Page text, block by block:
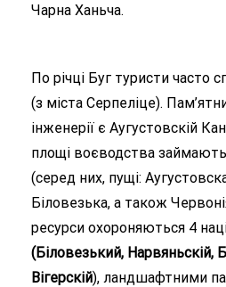
Чарна Ханьча.
По річці Буг туристи часто
(з міста Серпеліце).
інженерії є Аугустовскій
площі воєводства займають
(серед них, пущі:
Біловезька, а також
ресурси охороняються 4
(Біловезький, Нарвяньскій,
Вігерскій), ландшафтними